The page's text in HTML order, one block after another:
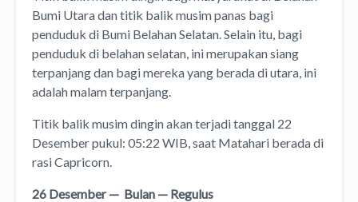
Bumi Utara dan titik balik musim panas bagi
penduduk di Bumi Belahan Selatan. Selain itu, bagi
penduduk di belahan selatan, ini merupakan siang
terpanjang dan bagi mereka yang berada di utara, ini
adalah malam terpanjang.
Titik balik musim dingin akan terjadi tanggal 22
Desember pukul: 05:22 WIB, saat Matahari berada di
rasi Capricorn.
26 Desember — Bulan — Regulus